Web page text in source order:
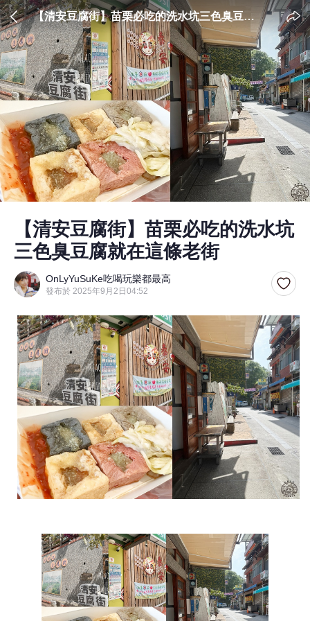
【清安豆腐街】苗栗必吃的洗水坑三色臭豆腐
就在這條老街
【清安豆腐街】苗栗必吃的洗水坑
三色臭豆腐就在這條老街
OnLyYuSuKe吃喝玩樂都最高
發布於 2025年9月2日04:52